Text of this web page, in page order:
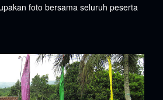
foto bersama seluruh peserta